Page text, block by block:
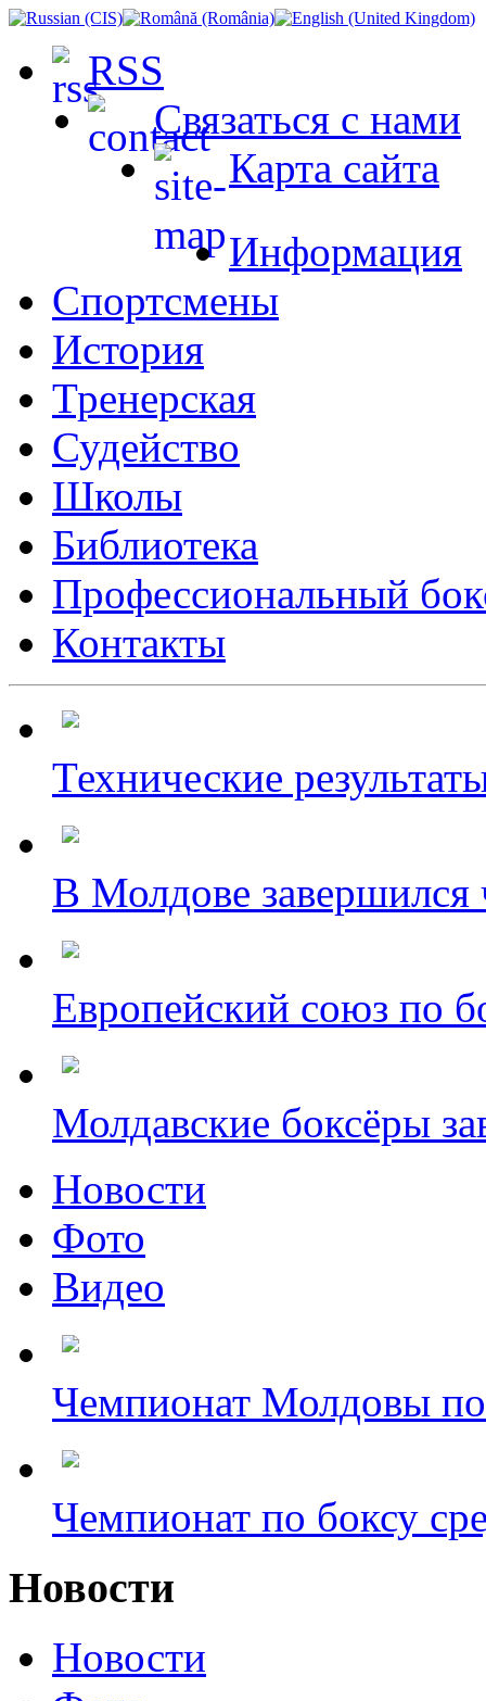
RSS
Связаться с нами
Карта сайта
Информация
Спортсмены
История
Тренерская
Судейство
Школы
Библиотека
Профессиональный
Контакты
Технические
В Молдове завершился
Европейский союз по
Молдавские боксёры
Новости
Фото
Видео
Чемпионат Молдовы
Чемпионат по боксу
Новости
Новости